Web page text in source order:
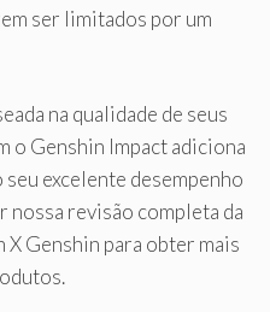
ser limitados por um
na qualidade de seus
o Genshin Impact adiciona
excelente desempenho
nossa revisão completa da
Genshin para obter mais